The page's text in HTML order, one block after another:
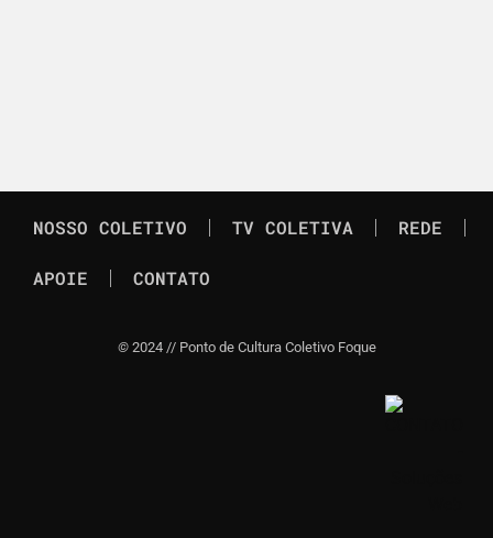
NOSSO COLETIVO TV COLETIVA REDE
APOIE CONTATO
© 2024 // Ponto de Cultura Coletivo Foque